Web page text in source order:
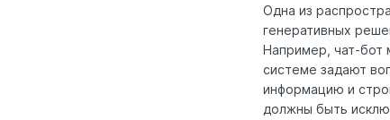
Одна из
генеративных
Например, чат-бот
системе задают
информацию и
должны быть